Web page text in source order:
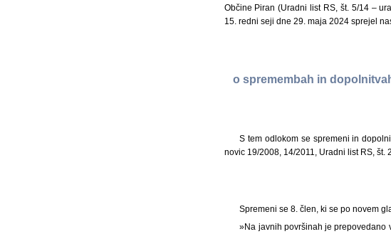
Občine Piran (Uradni list RS, št. 5/14 –
15. redni seji dne 29. maja 2024 sprejel
o spremembah in
S tem odlokom se spremeni in
novic 19/2008, 14/2011, Uradni list RS, št.
Spremeni se 8. člen, ki se po novem
»Na javnih površinah je prepovedano